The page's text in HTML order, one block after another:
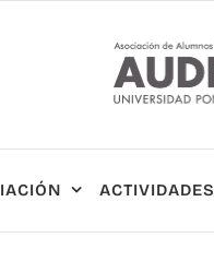
ACTIVIDADES